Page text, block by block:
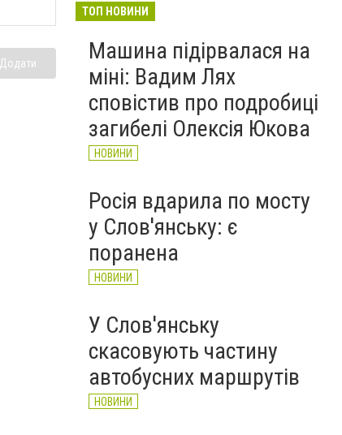
Додати
великої війни: 7 серпня
ТОП НОВИНИ
Машина підірвалася на
міні: Вадим Лях
сповістив про подробиці
загибелі Олексія Юкова
НОВИНИ
Росія вдарила по мосту
у Слов'янську: є
поранена
НОВИНИ
У Слов'янську
скасовують частину
автобусних маршрутів
НОВИНИ